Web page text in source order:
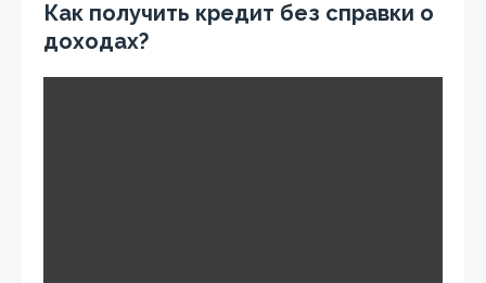
Как получить кредит без справки о
доходах?